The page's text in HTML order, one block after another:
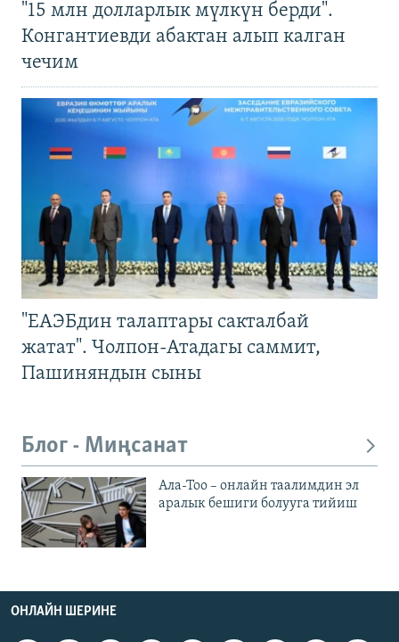
"15 млн долларлык мүлкүн берди".
Конгантиевди абактан алып калган
чечим
"ЕАЭБдин талаптары сакталбай
жатат". Чолпон-Атадагы саммит,
Пашиняндын сыны
Блог - Миңсанат
Ала-Тоо – онлайн таалимдин эл
аралык бешиги болууга тийиш
ОНЛАЙН ШЕРИНЕ